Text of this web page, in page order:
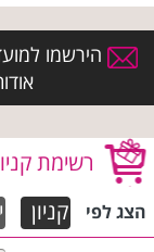
הירשמו
רשימת
הצגלפי קניון